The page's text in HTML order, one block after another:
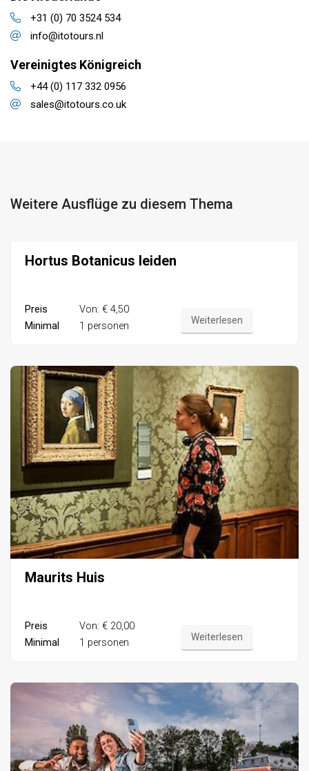
+31 (0) 70 3524 534
info@itotours.nl
Vereinigtes Königreich
+44 (0) 117 332 0956
sales@itotours.co.uk
Weitere Ausflüge zu diesem Thema
Hortus Botanicus leiden
Preis
Von: € 4,50
Minimal
1 personen Weiterlesen
Maurits Huis
Preis
Von: € 20,00
Minimal
1 personen Weiterlesen